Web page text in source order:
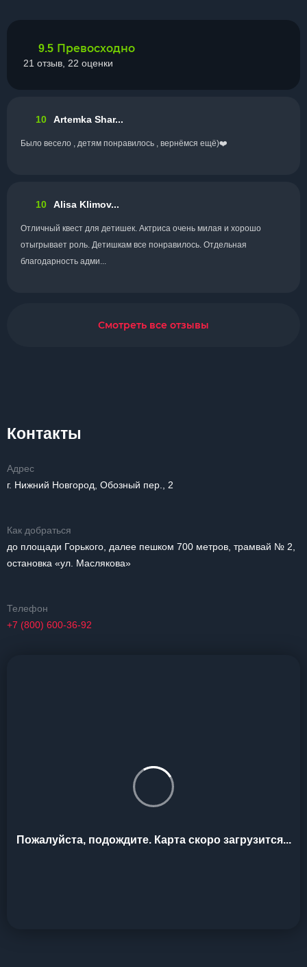
9.5 Превосходно
21 отзыв, 22 оценки
10 Artemka Shar...
Было весело , детям понравилось , вернёмся ещё)❤️
10 Alisa Klimov...
Отличный квест для детишек. Актриса очень милая и хорошо
отыгрывает роль. Детишкам все понравилось. Отдельная
благодарность адми...
Смотреть все отзывы
Контакты
Адрес
г. Нижний Новгород, Обозный пер., 2
Как добраться
до площади Горького, далее пешком 700 метров, трамвай № 2,
остановка «ул. Маслякова»
Телефон
+7 (800) 600-36-92
Пожалуйста, подождите. Карта скоро загрузится...